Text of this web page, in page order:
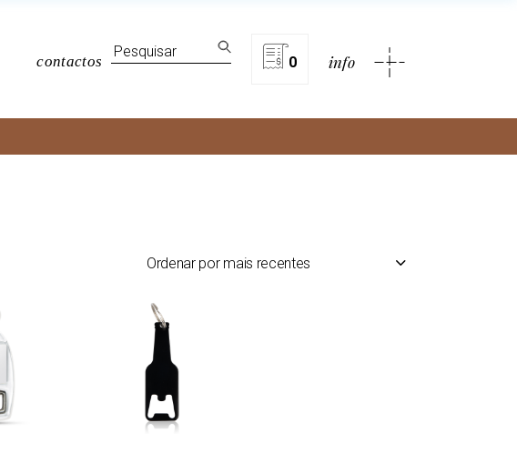
contactos
Search
for:
0 info
Política de privacidade
Ordenar por mais recentes